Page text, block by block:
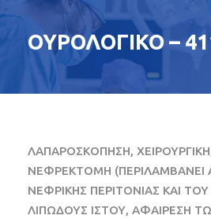
ΟΥΡΟΛΟΓΙΚΟ –
ΛΑΠΑΡΟΣΚΟΠΗΣΗ, ΧΕΙΡΟΥΡΓΙΚΗ,
ΝΕΦΡΕΚΤΟΜΗ (ΠΕΡΙΛΑΜΒΑΝΕΙ
ΝΕΦΡΙΚΗΣ ΠΕΡΙΤΟΝΙΑΣ ΚΑΙ
ΛΙΠΩΔΟΥΣ ΙΣΤΟΥ, ΑΦΑΙΡΕΣΗ